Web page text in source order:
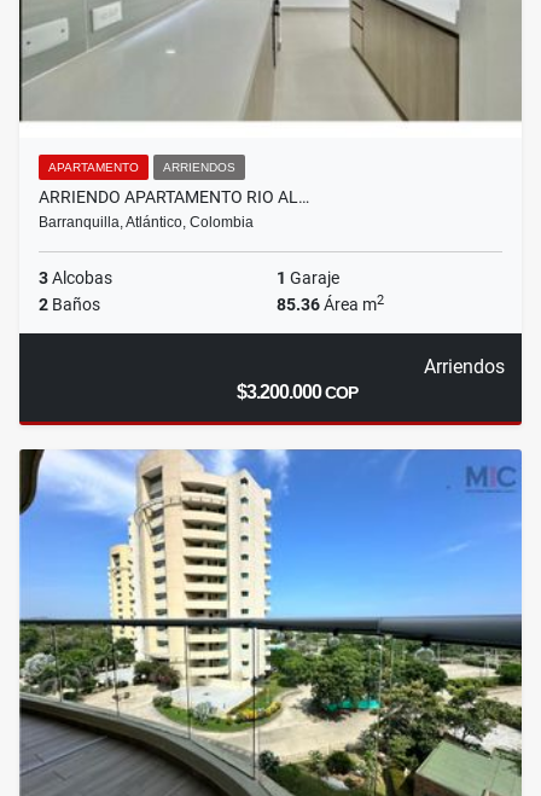
APARTAMENTO ARRIENDOS
ARRIENDO APARTAMENTO RIO AL…
Barranquilla, Atlántico, Colombia
3Alcobas 1 Garaje
2 Baños 85.36Área m2
Arriendos
$3.200.000COP